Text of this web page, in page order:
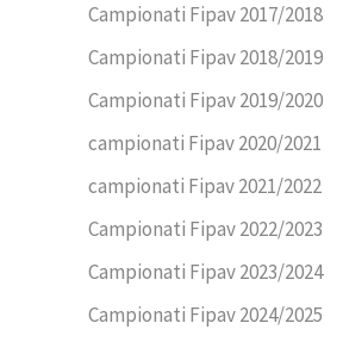
Campionati Fipav 2017/2018
Campionati Fipav 2018/2019
Campionati Fipav 2019/2020
campionati Fipav 2020/2021
campionati Fipav 2021/2022
Campionati Fipav 2022/2023
Campionati Fipav 2023/2024
Campionati Fipav 2024/2025